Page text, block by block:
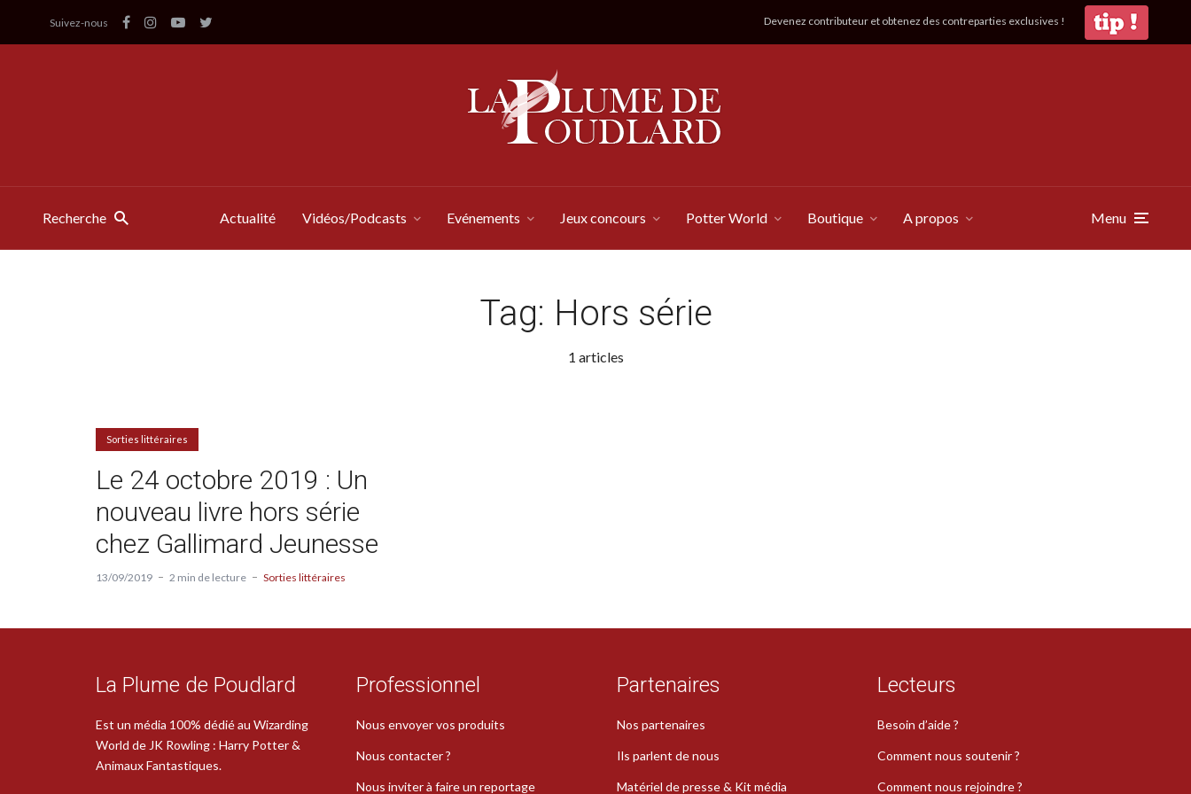
Suivez-nous Devenez contributeur et obtenez des contreparties exclusives !
Recherche Actualité Vidéos/Podcasts Evénements Jeux concours Potter World Boutique A propos Menu
Tag: Hors série
1 articles
Sorties littéraires
Le 24 octobre 2019 : Un
nouveau livre hors série
chez Gallimard Jeunesse
13/09/2019 2 min de lecture Sorties littéraires
La Plume de Poudlard
Est un média 100% dédié au Wizarding
World de JK Rowling : Harry Potter &
Animaux Fantastiques.
Professionnel
Nous envoyer vos produits
Nous contacter ?
Nous inviter à faire un reportage
Partenaires
Nos partenaires
Ils parlent de nous
Matériel de presse & Kit média
Lecteurs
Besoin d’aide ?
Comment nous soutenir ?
Comment nous rejoindre ?